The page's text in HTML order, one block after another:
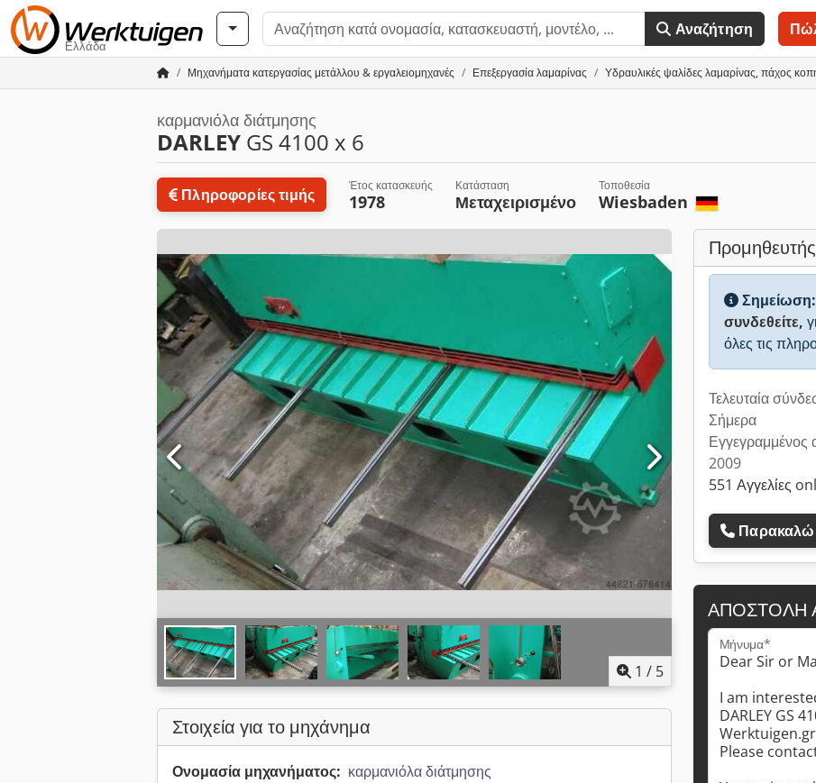
Ελλάδα
Αναζήτηση
Μηχανήματα κατεργασίας μετάλλου & εργαλειομηχανές Επεξεργασία λαμαρίνας Υδραυλικές ψαλίδες λαμαρίνας, πάχος
καρμανιόλα διάτμησης
DARLEY GS 4100 x 6
Πληροφορίες τιμής Έτος κατασκευής
1978
Κατάσταση
Μεταχειρισμένο
Τοποθεσία
Wiesbaden
1 / 5
Στοιχεία για το μηχάνημα
Ονομασία μηχανήματος: καρμανιόλα διάτμησης
Προμηθευτής
Σημείωση:
συνδεθείτε,
όλες τις
Τελευταία
Σήμερα
Εγγεγραμμένος
2009
551 Αγγελίες
Παρακαλώ
ΑΠΟΣΤΟΛΉ
Μήνυμα*